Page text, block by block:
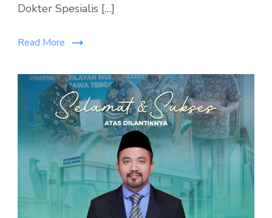
Dokter Spesialis […]
Read More